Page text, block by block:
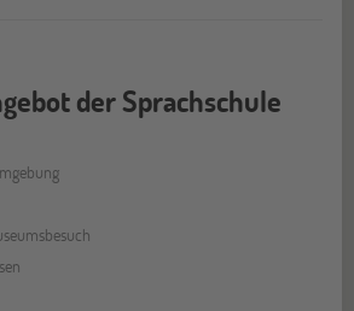
der Sprachschule